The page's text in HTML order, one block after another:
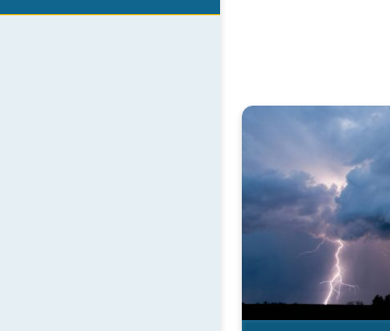
Ako sa máme